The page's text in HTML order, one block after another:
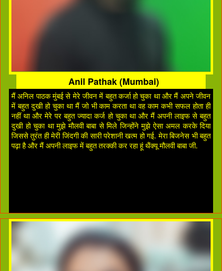
Anil Pathak (Mumbai)
मैं अनिल पाठक मुंबई से मेरे जीवन में बहुत कर्जा हो चुका था और मैं अपने जीवन
में बहुत दुखी हो चुका था मैं जो भी काम करता था वह काम कभी सफल होता ही
नहीं था और मेरे पर बहुत ज्यादा कर्ज हो चुका था और मैं अपनी लाइफ से बहुत
दुखी हो चुका था मुझे मौलवी बाबा से मिले जिन्होंने मुझे ऐसा अमल करके दिया
जिससे तुरंत ही मेरी जिंदगी की सारी परेशानी खत्म हो गई. मेरा बिजनेस भी बहुत
पढ़ा है और मैं अपनी लाइफ में बहुत तरक्की कर रहा हूं थैंक्यू मौलवी बाबा जी.